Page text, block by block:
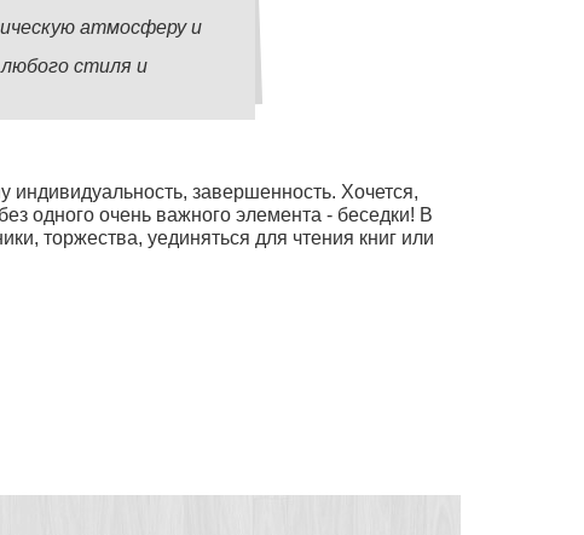
атмосферу и
стиля и
индивидуальность, завершенность. Хочется,
одного очень важного элемента - беседки! В
торжества, уединяться для чтения книг или